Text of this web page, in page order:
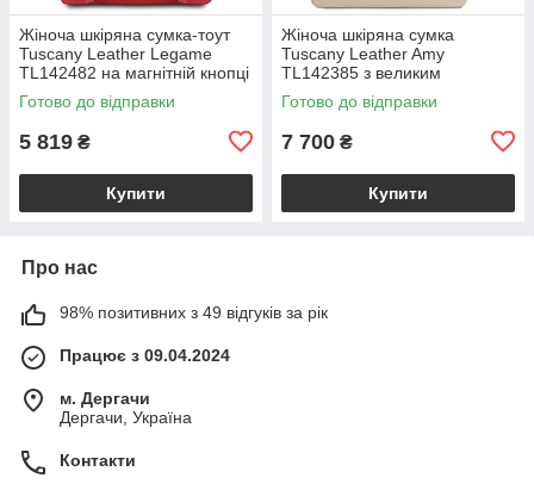
Жіноча шкіряна сумка-тоут
Tuscany Leather Legame
TL142482 на магнітній кнопці
з плечовим ременем,
коралова BS2482_1_105
Готово до відправки
5 819 ₴
Купити
Жіноча шкіряна сумка
Tuscany Leather Amy
TL142385 з великим
відділенням і плечовим
ременем, бежева
Готово до відправки
7 700 ₴
Купити
Про нас
98% позитивних з 49 відгуків за рік
Працює з 09.04.2024
м. Дергачи
Дергачи, Україна
Контакти